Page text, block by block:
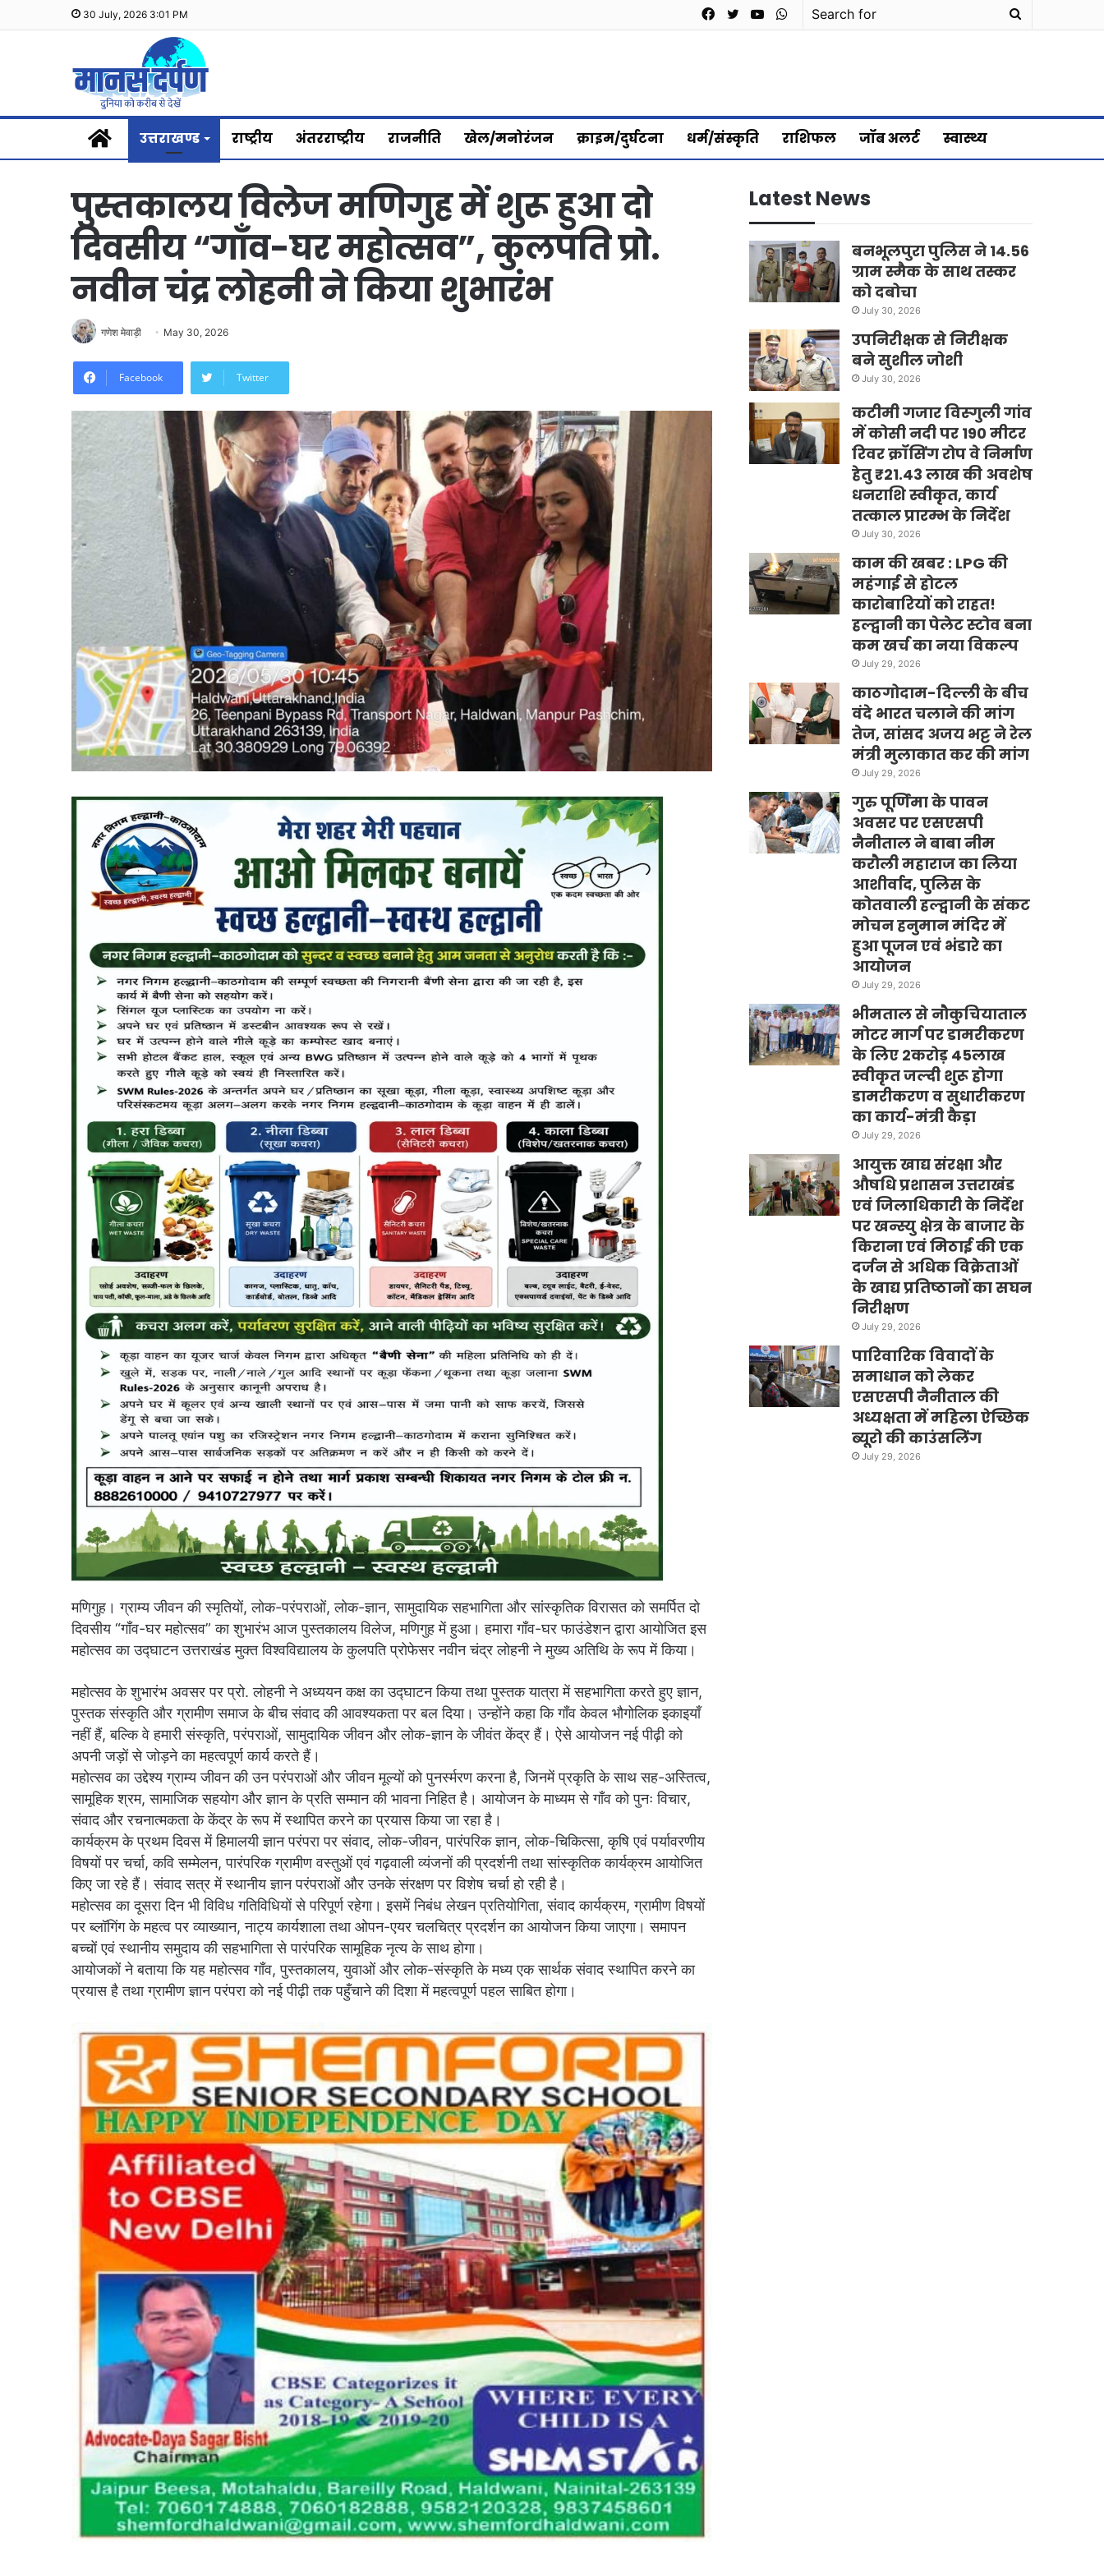
30 July, 2026 3:01 PM
Search
WhatsApp
YouTube
Twitter
Facebook
Homeउत्तराखण्ड राष्ट्रीय अंतरराष्ट्रीय राजनीति खेल/मनोरंजन क्राइम/दुर्घटना धर्म/संस्कृति राशिफल जॉब अलर्ट स्वास्थ्य
पुस्तकालय विलेज मणिगुह में शुरू हुआ दो
दिवसीय “गाँव-घर महोत्सव”, कुलपति प्रो.
नवीन चंद्र लोहनी ने किया शुभारंभ
गणेश मेवाड़ी May 30, 2026
Facebook Twitter
मणिगुह। ग्राम्य जीवन की स्मृतियों, लोक-परंपराओं, लोक-ज्ञान, सामुदायिक सहभागिता और सांस्कृतिक विरासत को समर्पित दो
दिवसीय “गाँव-घर महोत्सव” का शुभारंभ आज पुस्तकालय विलेज, मणिगुह में हुआ। हमारा गाँव-घर फाउंडेशन द्वारा आयोजित इस
महोत्सव का उद्घाटन उत्तराखंड मुक्त विश्वविद्यालय के कुलपति प्रोफेसर नवीन चंद्र लोहनी ने मुख्य अतिथि के रूप में किया।
महोत्सव के शुभारंभ अवसर पर प्रो. लोहनी ने अध्ययन कक्ष का उद्घाटन किया तथा पुस्तक यात्रा में सहभागिता करते हुए ज्ञान,
पुस्तक संस्कृति और ग्रामीण समाज के बीच संवाद की आवश्यकता पर बल दिया। उन्होंने कहा कि गाँव केवल भौगोलिक इकाइयाँ
नहीं हैं, बल्कि वे हमारी संस्कृति, परंपराओं, सामुदायिक जीवन और लोक-ज्ञान के जीवंत केंद्र हैं। ऐसे आयोजन नई पीढ़ी को
अपनी जड़ों से जोड़ने का महत्वपूर्ण कार्य करते हैं।
महोत्सव का उद्देश्य ग्राम्य जीवन की उन परंपराओं और जीवन मूल्यों को पुनर्स्मरण करना है, जिनमें प्रकृति के साथ सह-अस्तित्व,
सामूहिक श्रम, सामाजिक सहयोग और ज्ञान के प्रति सम्मान की भावना निहित है। आयोजन के माध्यम से गाँव को पुनः विचार,
संवाद और रचनात्मकता के केंद्र के रूप में स्थापित करने का प्रयास किया जा रहा है।
कार्यक्रम के प्रथम दिवस में हिमालयी ज्ञान परंपरा पर संवाद, लोक-जीवन, पारंपरिक ज्ञान, लोक-चिकित्सा, कृषि एवं पर्यावरणीय
विषयों पर चर्चा, कवि सम्मेलन, पारंपरिक ग्रामीण वस्तुओं एवं गढ़वाली व्यंजनों की प्रदर्शनी तथा सांस्कृतिक कार्यक्रम आयोजित
किए जा रहे हैं। संवाद सत्र में स्थानीय ज्ञान परंपराओं और उनके संरक्षण पर विशेष चर्चा हो रही है।
महोत्सव का दूसरा दिन भी विविध गतिविधियों से परिपूर्ण रहेगा। इसमें निबंध लेखन प्रतियोगिता, संवाद कार्यक्रम, ग्रामीण विषयों
पर ब्लॉगिंग के महत्व पर व्याख्यान, नाट्य कार्यशाला तथा ओपन-एयर चलचित्र प्रदर्शन का आयोजन किया जाएगा। समापन
बच्चों एवं स्थानीय समुदाय की सहभागिता से पारंपरिक सामूहिक नृत्य के साथ होगा।
आयोजकों ने बताया कि यह महोत्सव गाँव, पुस्तकालय, युवाओं और लोक-संस्कृति के मध्य एक सार्थक संवाद स्थापित करने का
प्रयास है तथा ग्रामीण ज्ञान परंपरा को नई पीढ़ी तक पहुँचाने की दिशा में महत्वपूर्ण पहल साबित होगा।
Latest News
बनभूलपुरा पुलिस ने 14.56
ग्राम स्मैक के साथ तस्कर
को दबोचा
July 30, 2026
उपनिरीक्षक से निरीक्षक
बने सुशील जोशी
July 30, 2026
कटीमी गजार विस्गुली गांव
में कोसी नदी पर 190 मीटर
रिवर क्रॉसिंग रोप वे निर्माण
हेतु ₹21.43 लाख की अवशेष
धनराशि स्वीकृत, कार्य
तत्काल प्रारम्भ के निर्देश
July 30, 2026
काम की खबर : LPG की
महंगाई से होटल
कारोबारियों को राहत!
हल्द्वानी का पेलेट स्टोव बना
कम खर्च का नया विकल्प
July 29, 2026
काठगोदाम-दिल्ली के बीच
वंदे भारत चलाने की मांग
तेज, सांसद अजय भट्ट ने रेल
मंत्री मुलाकात कर की मांग
July 29, 2026
गुरु पूर्णिमा के पावन
अवसर पर एसएसपी
नैनीताल ने बाबा नीम
करौली महाराज का लिया
आशीर्वाद, पुलिस के
कोतवाली हल्द्वानी के संकट
मोचन हनुमान मंदिर में
हुआ पूजन एवं भंडारे का
आयोजन
July 29, 2026
भीमताल से नौकुचियाताल
मोटर मार्ग पर डामरीकरण
के लिए 2करोड़ 45लाख
स्वीकृत जल्दी शुरू होगा
डामरीकरण व सुधारीकरण
का कार्य-मंत्री कैड़ा
July 29, 2026
आयुक्त खाद्य संरक्षा और
औषधि प्रशासन उत्तराखंड
एवं जिलाधिकारी के निर्देश
पर खन्स्यु क्षेत्र के बाजार के
किराना एवं मिठाई की एक
दर्जन से अधिक विक्रेताओं
के खाद्य प्रतिष्ठानों का सघन
निरीक्षण
July 29, 2026
पारिवारिक विवादों के
समाधान को लेकर
एसएसपी नैनीताल की
अध्यक्षता में महिला ऐच्छिक
ब्यूरो की काउंसलिंग
July 29, 2026